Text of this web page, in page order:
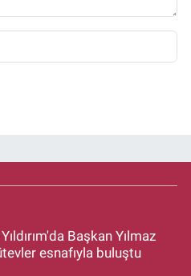
Başkan Yılmaz
esnafıyla buluştu